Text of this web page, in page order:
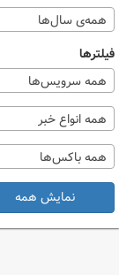
همه‌ی سال‌ها
فیلترها
همه سرویس‌ها
همه انواع خبر
همه باکس‌ها
نمایش همه